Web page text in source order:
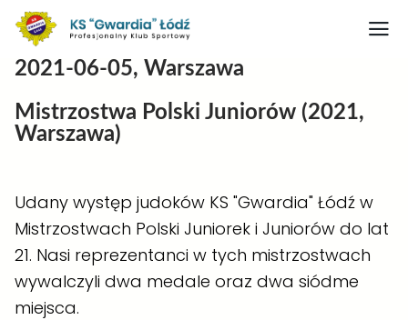
Nasz obiekt
Judo
Medaliści judo
Boks
2021-06-05, Warszawa
Mistrzostwa Polski Juniorów (2021,
Warszawa)
Udany występ judoków KS "Gwardia" Łódź w
Mistrzostwach Polski Juniorek i Juniorów do lat
21. Nasi reprezentanci w tych mistrzostwach
wywalczyli dwa medale oraz dwa siódme
miejsca.